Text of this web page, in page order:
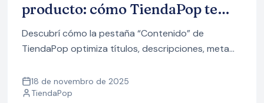
producto: cómo TiendaPop te
ayuda a vender más con mejores
textos
Descubrí cómo la pestaña “Contenido” de
TiendaPop optimiza títulos, descripciones, meta
producto con tres métodos (Contenido actual,
SKU y URL), para atraer más tráfico orgánico y
18 de novembro de 2025
TiendaPop